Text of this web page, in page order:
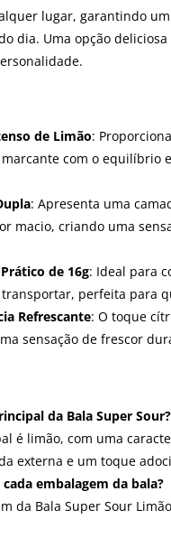
lugar, garantindo
dia. Uma opção
de Limão:
com o equilíbrio
: Apresenta uma
macio, criando uma
de 16g: Ideal para
perfeita para
Refrescante: O toque
sensação de frescor
da Bala Super Sour?
é limão, com uma
externa e um toque
embalagem da bala?
da Bala Super Sour